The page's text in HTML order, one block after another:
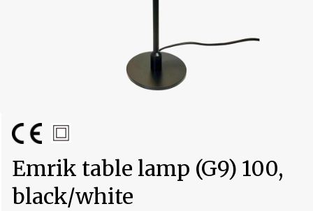
Emrik table lamp (G9) 100,
black/white